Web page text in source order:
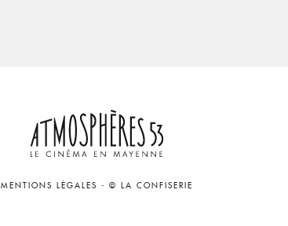
MENTIONS LÉGALES -© LA CONFISERIE